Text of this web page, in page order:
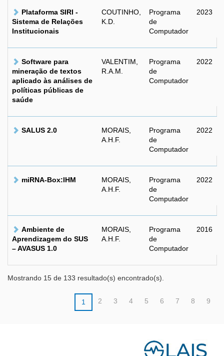
Plataforma SIRI -
Sistema de Relações
Institucionais
COUTINHO,
K.D.
Programa
de
Computador
2023
Software para
mineração de textos
aplicado às análises de
políticas públicas de
saúde
VALENTIM,
R.A.M.
Programa
de
Computador
2022
SALUS 2.0
MORAIS,
A.H.F.
Programa
de
Computador
2022
miRNA-Box:IHM
MORAIS,
A.H.F.
Programa
de
Computador
2022
Ambiente de
Aprendizagem do SUS
– AVASUS 1.0
MORAIS,
A.H.F.
Programa
de
Computador
2016
Mostrando 15 de 133 resultado(s) encontrado(s).
1 2 3 4 5 6 7 8 9